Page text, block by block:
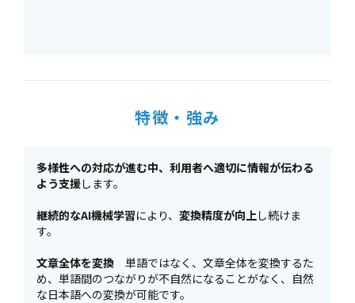
特徴・強み
多様性への対応が進む中、利用者へ適切に情報が伝わる
よう支援します。
継続的なAI機械学習により、 変換精度が向上し続けま
す。
文章全体を変換 単語ではなく、文章全体を変換するた
め、単語間のつながりが不自然になることがなく、自然
な日本語への変換が可能です。